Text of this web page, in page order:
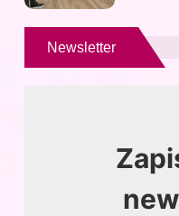
Newsletter